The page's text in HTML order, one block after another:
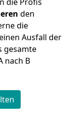
den
die
Ausfall der
gesamte
nach B